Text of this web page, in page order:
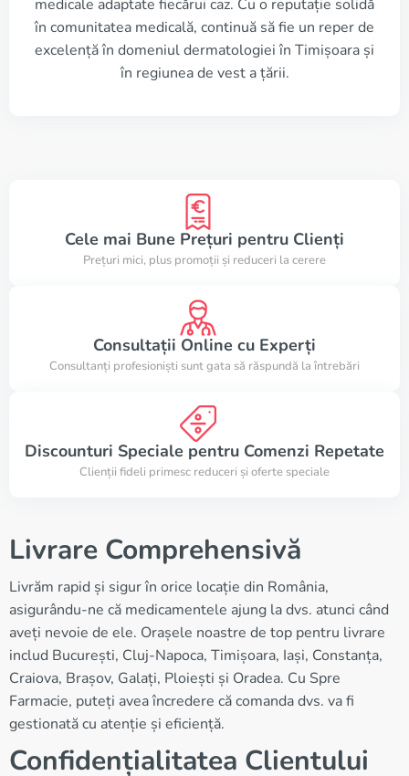
medicale adaptate fiecărui caz. Cu o reputație solidă
în comunitatea medicală, continuă să fie un reper de
excelență în domeniul dermatologiei în Timișoara și
în regiunea de vest a țării.
Cele mai Bune Prețuri pentru Clienți
Prețuri mici, plus promoții și reduceri la cerere
Consultații Online cu Experți
Consultanți profesioniști sunt gata să răspundă la întrebări
Discounturi Speciale pentru Comenzi Repetate
Clienții fideli primesc reduceri și oferte speciale
Livrare Comprehensivă
Livrăm rapid și sigur în orice locație din România,
asigurându-ne că medicamentele ajung la dvs. atunci când
aveți nevoie de ele. Orașele noastre de top pentru livrare
includ București, Cluj-Napoca, Timișoara, Iași, Constanța,
Craiova, Brașov, Galați, Ploiești și Oradea. Cu Spre
Farmacie, puteți avea încredere că comanda dvs. va fi
gestionată cu atenție și eficiență.
Confidențialitatea Clientului